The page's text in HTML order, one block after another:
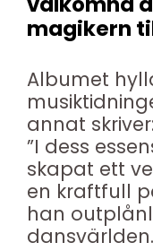
magikern
Albumet
annat skriver:
”I dess
skapat ett
en kraftfull
han